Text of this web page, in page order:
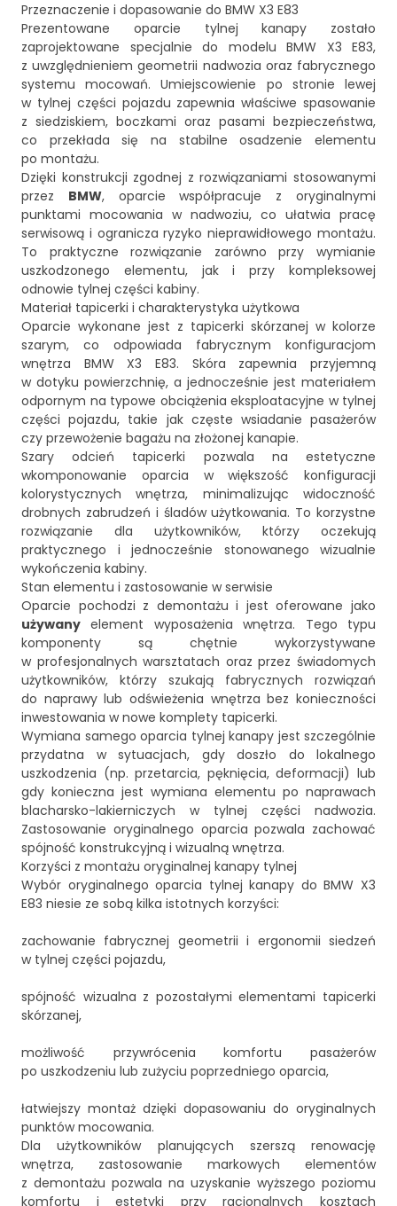
Przeznaczenie i dopasowanie do BMW X3 E83
Prezentowane oparcie tylnej kanapy zostało
zaprojektowane specjalnie do modelu BMW X3 E83,
z uwzględnieniem geometrii nadwozia oraz fabrycznego
systemu mocowań. Umiejscowienie po stronie lewej
w tylnej części pojazdu zapewnia właściwe spasowanie
z siedziskiem, boczkami oraz pasami bezpieczeństwa,
co przekłada się na stabilne osadzenie elementu
po montażu.
Dzięki konstrukcji zgodnej z rozwiązaniami stosowanymi
przez BMW, oparcie współpracuje z oryginalnymi
punktami mocowania w nadwoziu, co ułatwia pracę
serwisową i ogranicza ryzyko nieprawidłowego montażu.
To praktyczne rozwiązanie zarówno przy wymianie
uszkodzonego elementu, jak i przy kompleksowej
odnowie tylnej części kabiny.
Materiał tapicerki i charakterystyka użytkowa
Oparcie wykonane jest z tapicerki skórzanej w kolorze
szarym, co odpowiada fabrycznym konfiguracjom
wnętrza BMW X3 E83. Skóra zapewnia przyjemną
w dotyku powierzchnię, a jednocześnie jest materiałem
odpornym na typowe obciążenia eksploatacyjne w tylnej
części pojazdu, takie jak częste wsiadanie pasażerów
czy przewożenie bagażu na złożonej kanapie.
Szary odcień tapicerki pozwala na estetyczne
wkomponowanie oparcia w większość konfiguracji
kolorystycznych wnętrza, minimalizując widoczność
drobnych zabrudzeń i śladów użytkowania. To korzystne
rozwiązanie dla użytkowników, którzy oczekują
praktycznego i jednocześnie stonowanego wizualnie
wykończenia kabiny.
Stan elementu i zastosowanie w serwisie
Oparcie pochodzi z demontażu i jest oferowane jako
używany element wyposażenia wnętrza. Tego typu
komponenty są chętnie wykorzystywane
w profesjonalnych warsztatach oraz przez świadomych
użytkowników, którzy szukają fabrycznych rozwiązań
do naprawy lub odświeżenia wnętrza bez konieczności
inwestowania w nowe komplety tapicerki.
Wymiana samego oparcia tylnej kanapy jest szczególnie
przydatna w sytuacjach, gdy doszło do lokalnego
uszkodzenia (np. przetarcia, pęknięcia, deformacji) lub
gdy konieczna jest wymiana elementu po naprawach
blacharsko-lakierniczych w tylnej części nadwozia.
Zastosowanie oryginalnego oparcia pozwala zachować
spójność konstrukcyjną i wizualną wnętrza.
Korzyści z montażu oryginalnej kanapy tylnej
Wybór oryginalnego oparcia tylnej kanapy do BMW X3
E83 niesie ze sobą kilka istotnych korzyści:
zachowanie fabrycznej geometrii i ergonomii siedzeń
w tylnej części pojazdu,
spójność wizualna z pozostałymi elementami tapicerki
skórzanej,
możliwość przywrócenia komfortu pasażerów
po uszkodzeniu lub zużyciu poprzedniego oparcia,
łatwiejszy montaż dzięki dopasowaniu do oryginalnych
punktów mocowania.
Dla użytkowników planujących szerszą renowację
wnętrza, zastosowanie markowych elementów
z demontażu pozwala na uzyskanie wyższego poziomu
komfortu i estetyki przy racjonalnych kosztach